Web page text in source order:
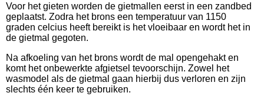
Voor het gieten worden de gietmallen eerst in een zandbed
geplaatst. Zodra het brons een temperatuur van 1150
graden celcius heeft bereikt is het vloeibaar en wordt het in
de gietmal gegoten.
Na afkoeling van het brons wordt de mal opengehakt en
komt het onbewerkte afgietsel tevoorschijn. Zowel het
wasmodel als de gietmal gaan hierbij dus verloren en zijn
slechts één keer te gebruiken.